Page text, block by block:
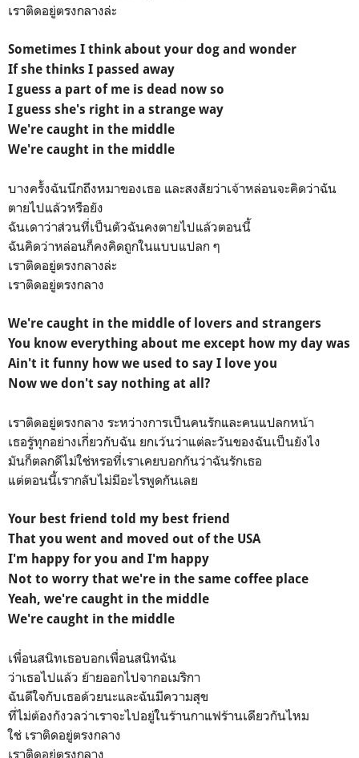
เราติดอยู่ตรงกลางล่ะ
Sometimes I think about your dog and wonder
If she thinks I passed away
I guess a part of me is dead now so
I guess she's right in a strange way
We're caught in the middle
We're caught in the middle
บางครั้งฉันนึกถึงหมาของเธอ และสงสัยว่าเจ้าหล่อนจะคิดว่าฉัน
ตายไปแล้วหรือยัง
ฉันเดาว่าส่วนที่เป็นตัวฉันคงตายไปแล้วตอนนี้
ฉันคิดว่าหล่อนก็คงคิดถูกในแบบแปลก ๆ
เราติดอยู่ตรงกลางล่ะ
เราติดอยู่ตรงกลาง
We're caught in the middle of lovers and strangers
You know everything about me except how my day was
Ain't it funny how we used to say I love you
Now we don't say nothing at all?
เราติดอยู่ตรงกลาง ระหว่างการเป็นคนรักและคนแปลกหน้า
เธอรู้ทุกอย่างเกี่ยวกับฉัน ยกเว้นว่าแต่ละวันของฉันเป็นยังไง
มันก็ตลกดีไม่ใช่หรอที่เราเคยบอกกันว่าฉันรักเธอ
แต่ตอนนี้เรากลับไม่มีอะไรพูดกันเลย
Your best friend told my best friend
That you went and moved out of the USA
I'm happy for you and I'm happy
Not to worry that we're in the same coffee place
Yeah, we're caught in the middle
We're caught in the middle
เพื่อนสนิทเธอบอกเพื่อนสนิทฉัน
ว่าเธอไปแล้ว ย้ายออกไปจากอเมริกา
ฉันดีใจกับเธอด้วยนะและฉันมีความสุข
ที่ไม่ต้องกังวลว่าเราจะไปอยู่ในร้านกาแฟร้านเดียวกันไหม
ใช่ เราติดอยู่ตรงกลาง
เราติดอยู่ตรงกลาง